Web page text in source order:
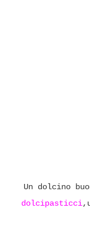
Un dolcino
dolcipasticci